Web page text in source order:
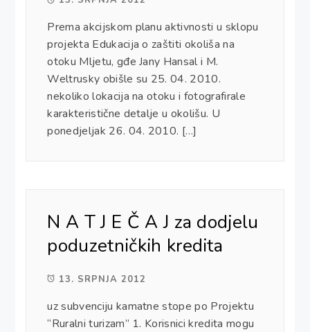
Prema akcijskom planu aktivnosti u sklopu
projekta Edukacija o zaštiti okoliša na
otoku Mljetu, gđe Jany Hansal i M.
Weltrusky obišle su 25. 04. 2010.
nekoliko lokacija na otoku i fotografirale
karakteristične detalje u okolišu. U
ponedjeljak 26. 04. 2010. […]
N A T J E Č A J za dodjelu
poduzetničkih kredita
13. SRPNJA 2012
uz subvenciju kamatne stope po Projektu
“Ruralni turizam” 1. Korisnici kredita mogu